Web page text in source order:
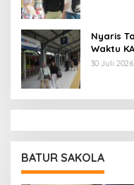
Nyaris
Waktu
Persen
30 Juli 2026
BATUR SAKOLA